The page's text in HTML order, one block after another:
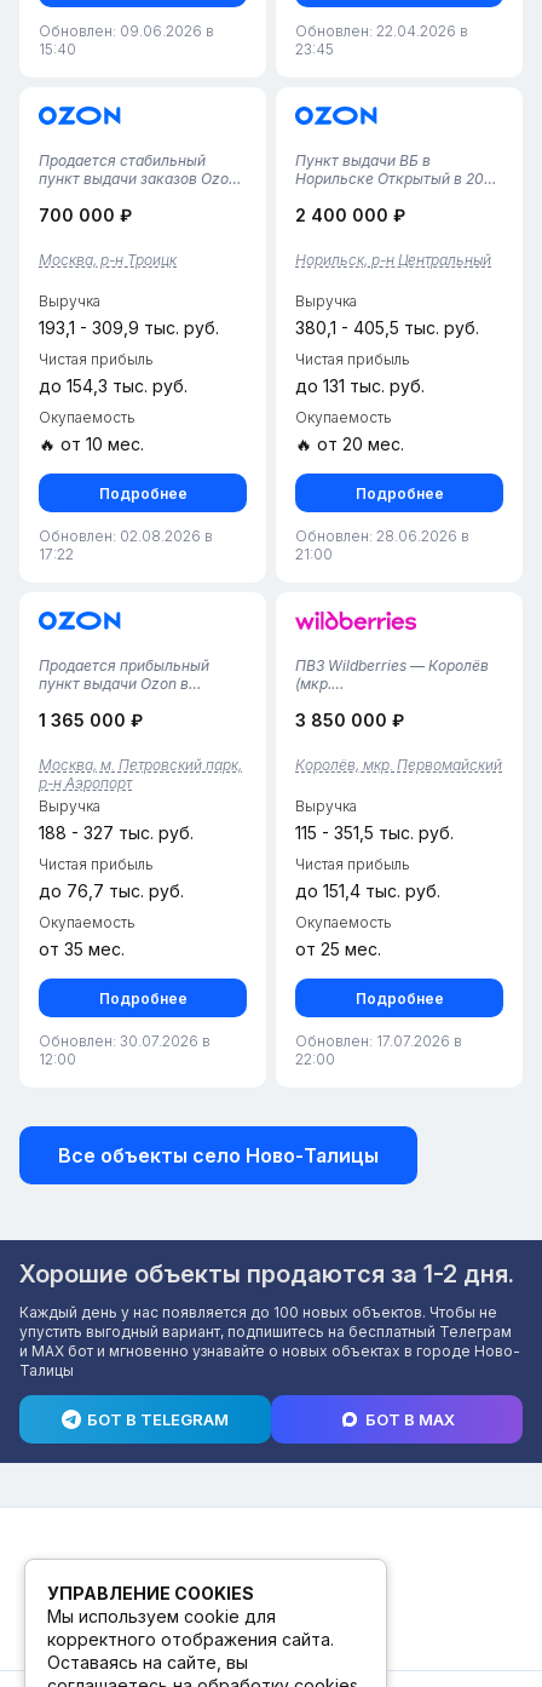
Обновлен: 09.06.2026 в
15:40
Обновлен: 22.04.2026 в
23:45
Продается стабильный
пункт выдачи заказов Ozon
Бизнес работает почти 3
базу клиентов и полностью
отлаженные
700 000 ₽
Москва, р-н Троицк
Выручка
193,1 - 309,9 тыс. руб.
Чистая прибыль
до 154,3 тыс. руб.
Окупаемость
🔥 от 10 мес.
Подробнее
Обновлен: 02.08.2026 в
17:22
Пункт выдачи ВБ в
Норильске Открытый в 2025
занимает площадь 52 кв.м.
квалифицированных
сотрудника, которые
обслуживание клиентов. К...
2 400 000 ₽
Норильск, р-н Центральный
Выручка
380,1 - 405,5 тыс. руб.
Чистая прибыль
до 131 тыс. руб.
Окупаемость
🔥 от 20 мес.
Подробнее
Обновлен: 28.06.2026 в
21:00
Продается прибыльный
пункт выдачи Ozon в
пешей доступности от метро
удобная транспортная
развязка.Пункт работает
уже два года, продолжает
расти и набирать...
1 365 000 ₽
Москва, м. Петровский парк,
р-н Аэропорт
Выручка
188 - 327 тыс. руб.
Чистая прибыль
до 76,7 тыс. руб.
Окупаемость
от 35 мес.
Подробнее
Обновлен: 30.07.2026 в
12:00
ПВЗ Wildberries — Королёв
(мкр.
перспективный пункт
потенциалом роста в новом
крупном ЖК (10 корпусов).•
данный момент заселено
всего...
3 850 000 ₽
Королёв, мкр. Первомайский
Выручка
115 - 351,5 тыс. руб.
Чистая прибыль
до 151,4 тыс. руб.
Окупаемость
от 25 мес.
Подробнее
Обновлен: 17.07.2026 в
22:00
Все объекты село Ново-Талицы
Хорошие объекты продаются за 1-2 дня.
Каждый день у нас появляется до 100 новых объектов. Чтобы не
упустить выгодный вариант, подпишитесь на бесплатный Телеграм
и MAX бот и мгновенно узнавайте о новых объектах в городе Ново-
Талицы
БОТ В TELEGRAM БОТ В MAX
УПРАВЛЕНИЕ COOKIES
Мы используем cookie для
корректного отображения сайта.
Оставаясь на сайте, вы